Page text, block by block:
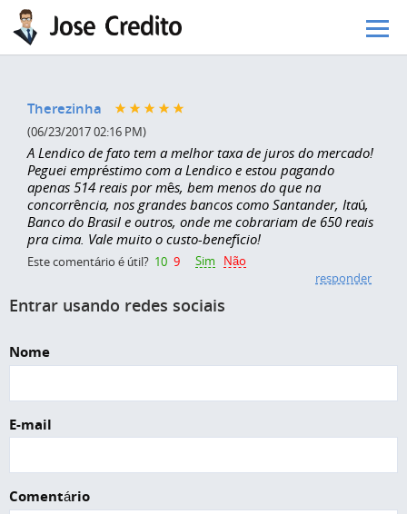
Pular para o conteúdo principal
Therezinha
(06/23/2017 02:16 PM)
A Lendico de fato tem a melhor taxa de juros do mercado!
Peguei empréstimo com a Lendico e estou pagando
apenas 514 reais por mês, bem menos do que na
concorrência, nos grandes bancos como Santander, Itaú,
Banco do Brasil e outros, onde me cobrariam de 650 reais
pra cima. Vale muito o custo-benefício!
Este comentário é útil? 10 9 Sim
Não
responder
Entrar usando redes sociais
Nome
E-mail
Comentário